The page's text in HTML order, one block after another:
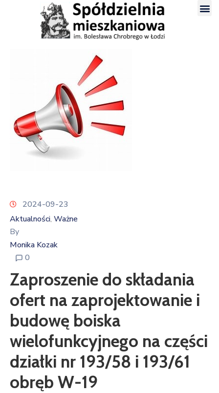
2024-09-23
Aktualności‚ Ważne
By
Monika Kozak
0
Zaproszenie do składania
ofert na zaprojektowanie i
budowę boiska
wielofunkcyjnego na części
działki nr 193/58 i 193/61
obręb W-19